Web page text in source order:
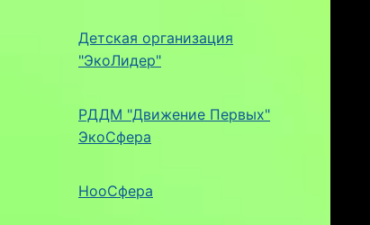
Детская организация
"ЭкоЛидер"
РДДМ "Движение Первых"
ЭкоСфера
НооСфера